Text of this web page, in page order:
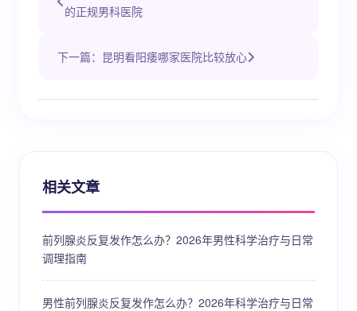
的正规男科医院
下一篇：昆明看阳痿哪家医院比较放心
相关文章
前列腺炎反复发作怎么办？2026年男性科学治疗与日常
调理指南
男性前列腺炎反复发作怎么办？2026年科学治疗与日常